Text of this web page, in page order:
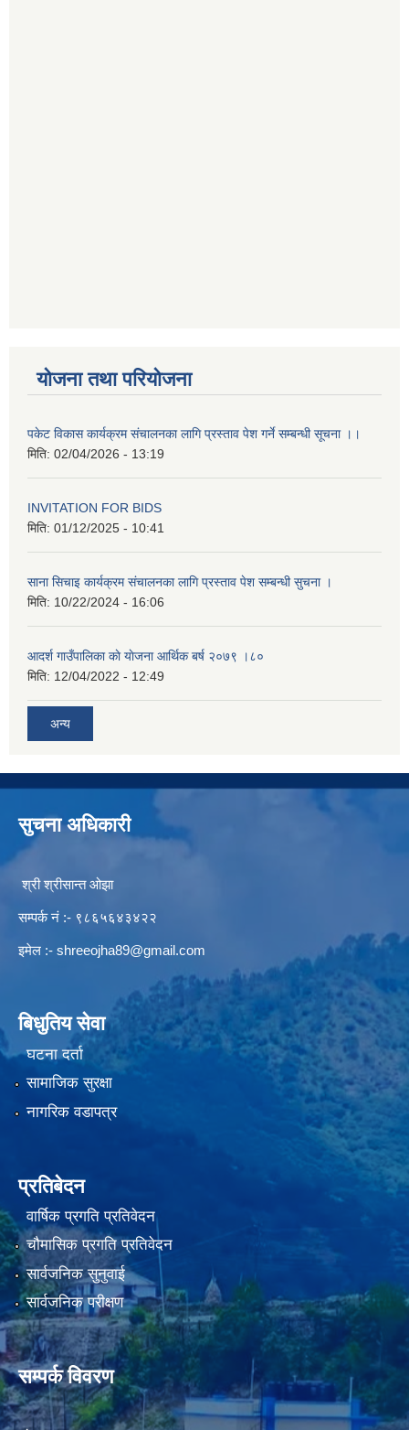
योजना तथा परियोजना
पकेट विकास कार्यक्रम संचालनका लागि प्रस्ताव पेश गर्ने सम्बन्धी सूचना ।।
मिति: 02/04/2026 - 13:19
INVITATION FOR BIDS
मिति: 01/12/2025 - 10:41
साना सिचाइ कार्यक्रम संचालनका लागि प्रस्ताव पेश सम्बन्धी सुचना ।
मिति: 10/22/2024 - 16:06
आदर्श गाउँपालिका काे याेजना आर्थिक बर्ष २०७९ ।८०
मिति: 12/04/2022 - 12:49
अन्य
सुचना अधिकारी
श्री श्रीसान्त ओझा
सम्पर्क नं :- ९८६५६४३४२२
इमेल :- shreeojha89@gmail.com
बिधुतिय सेवा
घटना दर्ता
सामाजिक सुरक्षा
नागरिक वडापत्र
प्रतिबेदन
वार्षिक प्रगति प्रतिवेदन
चौमासिक प्रगति प्रतिवेदन
सार्वजनिक सुनुवाई
सार्वजनिक परीक्षण
सम्पर्क विवरण